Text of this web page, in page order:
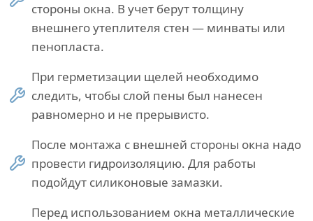
стороны окна. В учет берут толщину
внешнего утеплителя стен — минваты или
пенопласта.
При герметизации щелей необходимо
следить, чтобы слой пены был нанесен
равномерно и не прерывисто.
После монтажа с внешней стороны окна надо
провести гидроизоляцию. Для работы
подойдут силиконовые замазки.
Перед использованием окна металлические